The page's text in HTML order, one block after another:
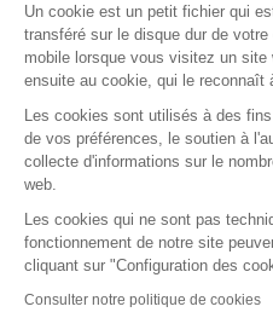
Suivez-nous
Mentions
Un cookie est un petit fichier qui
transféré sur le disque dur de
mobile lorsque vous visitez un
ensuite au cookie, qui le reconnaît
Les cookies sont utilisés à des
de vos préférences, le soutien à
collecte d'informations sur le
web.
Les cookies qui ne sont pas
fonctionnement de notre site
cliquant sur "Configuration des
Consulter notre politique de cookies